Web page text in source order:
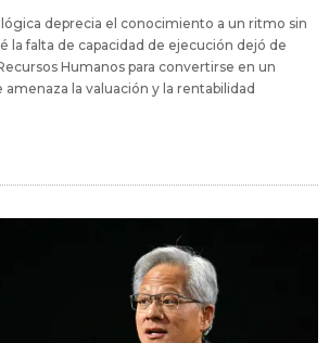
deprecia el conocimiento a un ritmo sin
la falta de capacidad de ejecución dejó de
Humanos para convertirse en un
la valuación y la rentabilidad